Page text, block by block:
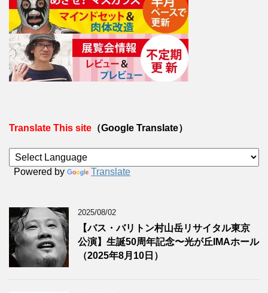
Translate This site （Google Translate）
Powered by Translate
2025/08/02
【バス・バリトン村山岳リサイタル東京
公演】生誕50周年記念〜光が丘IMAホール
（2025年8月10日）